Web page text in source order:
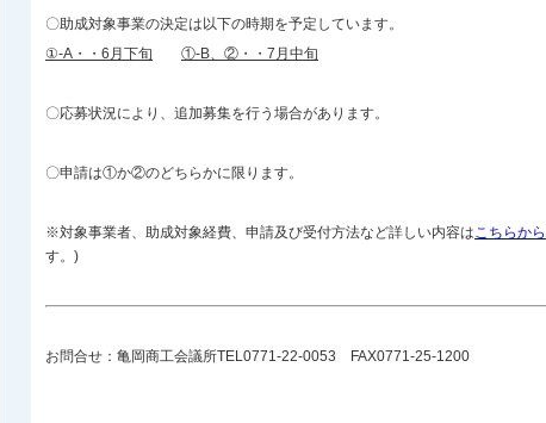
〇助成対象事業の決定は以下の時期を予定しています。
①-A・・6月下旬
①-B、②・・7月中旬
〇応募状況により、追加募集を行う場合があります。
〇申請は①か②のどちらかに限ります。
※対象事業者、助成対象経費、申請及び受付方法など詳しい内容はこちらから
す。)
お問合せ：亀岡商工会議所TEL0771-22-0053 FAX0771-25-1200